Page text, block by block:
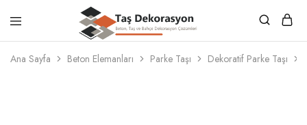
Taş
Dekorasyon
Beton,
Taş
Ana Sayfa Beton Elemanları Parke Taşı Dekoratif Parke Taşı